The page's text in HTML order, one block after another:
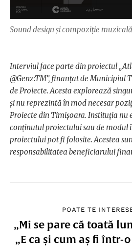
Sound design şi compoziție
Interviul face parte din proiectul
@Genz:TM”, finanțat de Municipiul
de Proiecte. Acesta explorează
şi nu reprezintă în mod necesar
Proiecte din Timișoara. Instituția nu
conținutul proiectului sau de modul
proiectului pot fi folosite. Acestea
responsabilitatea beneficiarului
POATE TE
„Mi se pare că toată
„E ca și cum aș fi într-